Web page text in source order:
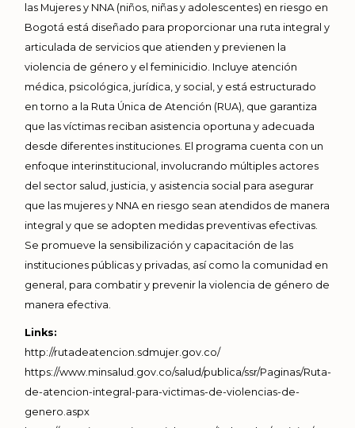
las Mujeres y NNA (niños, niñas y adolescentes) en riesgo en
Bogotá está diseñado para proporcionar una ruta integral y
articulada de servicios que atienden y previenen la
violencia de género y el feminicidio. Incluye atención
médica, psicológica, jurídica, y social, y está estructurado
en torno a la Ruta Única de Atención (RUA), que garantiza
que las víctimas reciban asistencia oportuna y adecuada
desde diferentes instituciones. El programa cuenta con un
enfoque interinstitucional, involucrando múltiples actores
del sector salud, justicia, y asistencia social para asegurar
que las mujeres y NNA en riesgo sean atendidos de manera
integral y que se adopten medidas preventivas efectivas.
Se promueve la sensibilización y capacitación de las
instituciones públicas y privadas, así como la comunidad en
general, para combatir y prevenir la violencia de género de
manera efectiva.
Links:
http://rutadeatencion.sdmujer.gov.co/
https://www.minsalud.gov.co/salud/publica/ssr/Paginas/Ruta-
de-atencion-integral-para-victimas-de-violencias-de-
genero.aspx